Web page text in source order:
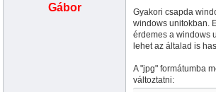
Gábor
Gyakori csapda
windows unitokban.
érdemes a windows
lehet az általad is
A "jpg" formátumba
változtatni: